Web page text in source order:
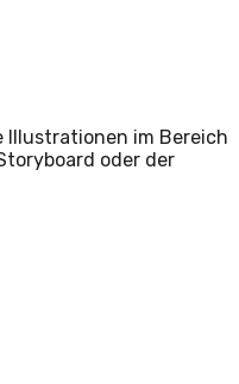
im Bereich
oder der